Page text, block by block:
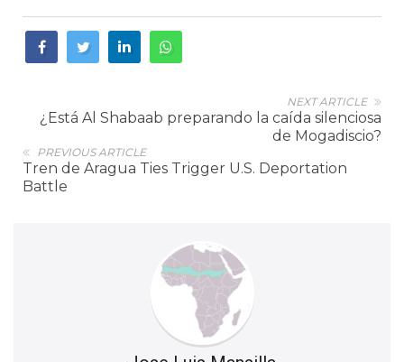
NEXT ARTICLE
¿Está Al Shabaab preparando la caída silenciosa
de Mogadiscio?
PREVIOUS ARTICLE
Tren de Aragua Ties Trigger U.S. Deportation
Battle